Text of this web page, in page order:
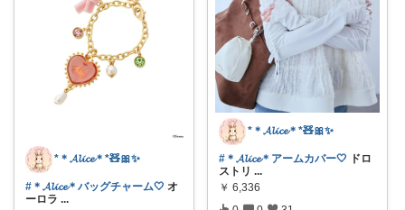
*＊𝓐𝓵𝓲𝓬𝓮＊*🧸🎀✨
#＊𝓐𝓵𝓲𝓬𝓮＊バッグチャーム🤍 オ
ーロラ ...
*＊𝓐𝓵𝓲𝓬𝓮＊*🧸🎀✨
#＊𝓐𝓵𝓲𝓬𝓮＊アームカバー🤍 ドロ
ストリ ...
￥ 6,336